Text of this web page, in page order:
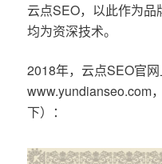
云点SEO，以此作为品
均为资深技术。
2018年，云点SEO官网
www.yundianseo.com
下）：